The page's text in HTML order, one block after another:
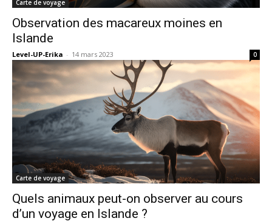
Carte de voyage
Observation des macareux moines en
Islande
Level-UP-Erika - 14 mars 2023 0
Carte de voyage
Quels animaux peut-on observer au cours
d’un voyage en Islande ?